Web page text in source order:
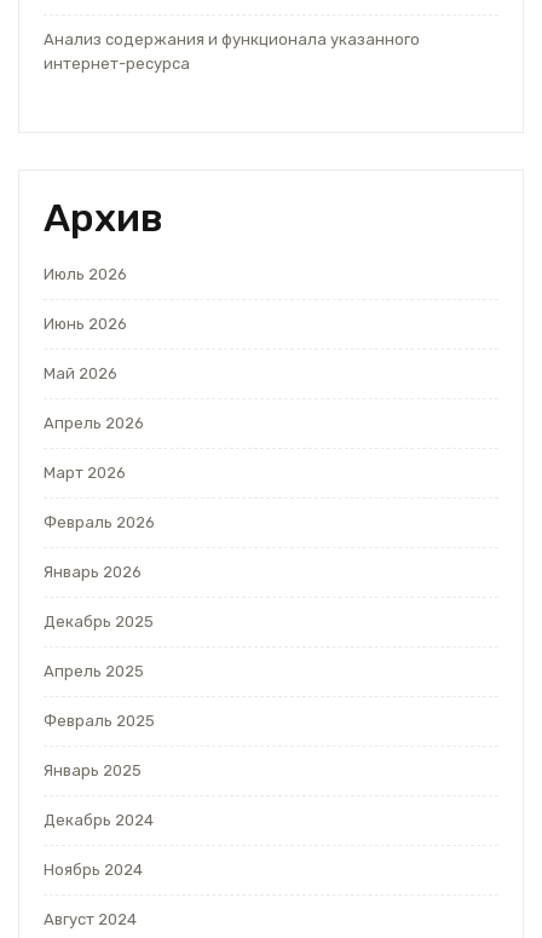
Анализ содержания и функционала указанного
интернет-ресурса
Архив
Июль 2026
Июнь 2026
Май 2026
Апрель 2026
Март 2026
Февраль 2026
Январь 2026
Декабрь 2025
Апрель 2025
Февраль 2025
Январь 2025
Декабрь 2024
Ноябрь 2024
Август 2024